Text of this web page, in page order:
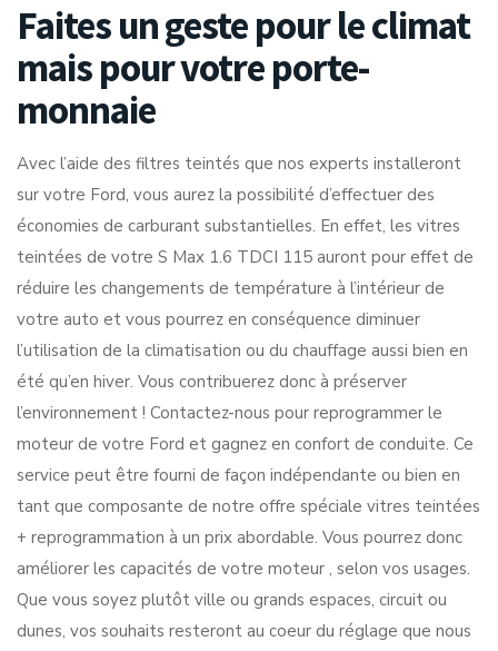
Faites un geste pour le climat
mais pour votre porte-
monnaie
Avec l’aide des filtres teintés que nos experts installeront
sur votre Ford, vous aurez la possibilité d’effectuer des
économies de carburant substantielles. En effet, les vitres
teintées de votre S Max 1.6 TDCI 115 auront pour effet de
réduire les changements de température à l’intérieur de
votre auto et vous pourrez en conséquence diminuer
l’utilisation de la climatisation ou du chauffage aussi bien en
été qu’en hiver. Vous contribuerez donc à préserver
l’environnement ! Contactez-nous pour reprogrammer le
moteur de votre Ford et gagnez en confort de conduite. Ce
service peut être fourni de façon indépendante ou bien en
tant que composante de notre offre spéciale vitres teintées
+ reprogrammation à un prix abordable. Vous pourrez donc
améliorer les capacités de votre moteur , selon vos usages.
Que vous soyez plutôt ville ou grands espaces, circuit ou
dunes, vos souhaits resteront au coeur du réglage que nous